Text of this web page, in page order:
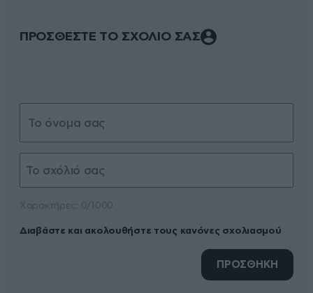
ΠΡΟΣΘΕΣΤΕ ΤΟ ΣΧΟΛΙΟ ΣΑΣ
Διαβάστε και ακολουθήστε τους κανόνες σχολιασμού
ΠΡΟΣΘΗΚΗ